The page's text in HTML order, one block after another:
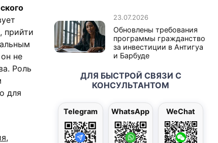
прийти
не
Роль
для
23.07.2026
Обновлены требования
программы гражданство
за инвестиции в Антигуа
и Барбуде
ДЛЯ БЫСТРОЙ СВЯЗИ С
КОНСУЛЬТАНТОМ
Telegram WhatsApp WeChat